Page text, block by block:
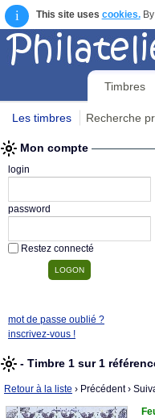
i This site uses cookies.By
Timbres
Les timbres Recherche
Mon compte
login
password
Restez connecté
mot de passe oublié ?
inscrivez-vous !
- Timbre 1 sur 1
Retour à la liste › Précédent›